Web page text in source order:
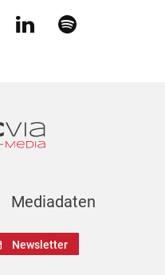
Mediadaten
Newsletter